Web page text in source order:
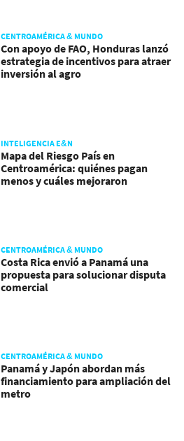
CENTROAMÉRICA & MUNDO
Con apoyo de FAO, Honduras lanzó
estrategia de incentivos para atraer
inversión al agro
INTELIGENCIA E&N
Mapa del Riesgo País en
Centroamérica: quiénes pagan
menos y cuáles mejoraron
CENTROAMÉRICA & MUNDO
Costa Rica envió a Panamá una
propuesta para solucionar disputa
comercial
CENTROAMÉRICA & MUNDO
Panamá y Japón abordan más
financiamiento para ampliación del
metro